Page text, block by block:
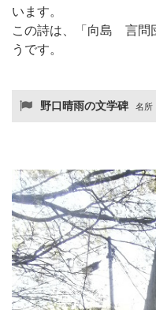
います。
この詩は、「向島 言問
うです。
野口晴雨の文学碑 名所